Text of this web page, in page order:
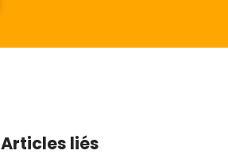
Articles liés